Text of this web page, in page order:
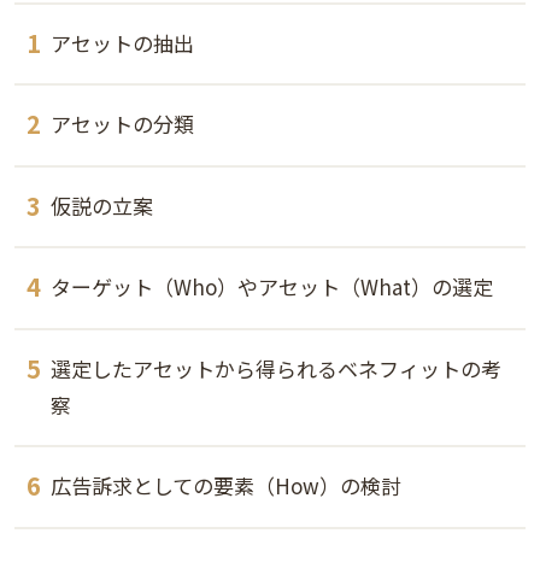
アセットの抽出
アセットの分類
仮説の立案
ターゲット（Who）やアセット（What）の選定
選定したアセットから得られるベネフィットの考
察
広告訴求としての要素（How）の検討